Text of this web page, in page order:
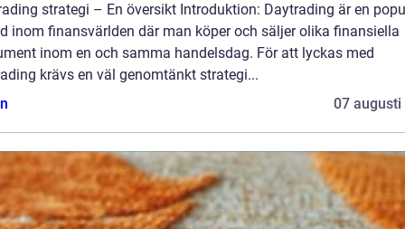
strategi – En översikt Introduktion: Daytrading är en
inom finansvärlden där man köper och säljer olika finansiella
inom en och samma handelsdag. För att lyckas med
krävs en väl genomtänkt strategi...
07 augusti